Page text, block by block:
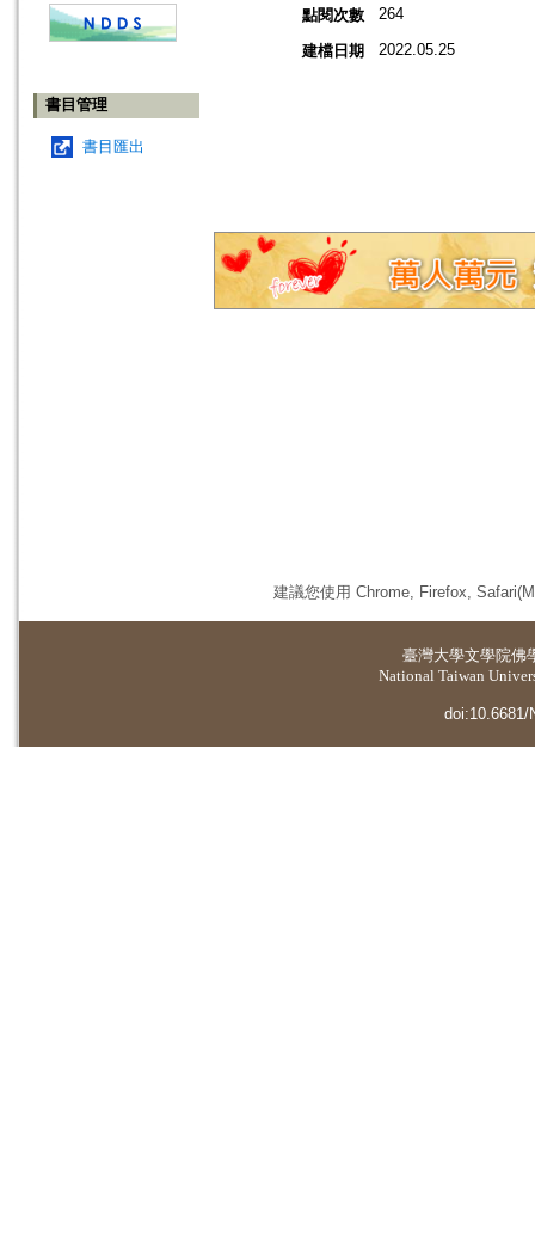
書目管理
書目匯出
點閱次數
264
建檔日期 2022.05.25
建議您使用 Chrome, Firefox,
臺灣大學文學院佛
National Taiwan
doi:10.6681/